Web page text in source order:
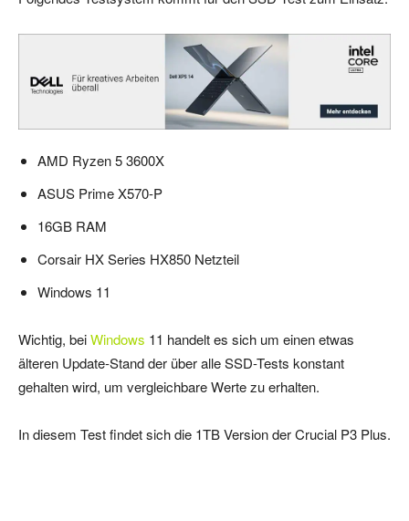
AMD Ryzen 5 3600X
ASUS Prime X570-P
16GB RAM
Corsair HX Series HX850 Netzteil
Windows 11
Wichtig, beiWindows 11 handelt es sich um einen etwas
älteren Update-Stand der über alle SSD-Tests konstant
gehalten wird, um vergleichbare Werte zu erhalten.
In diesem Test findet sich die 1TB Version der Crucial P3 Plus.